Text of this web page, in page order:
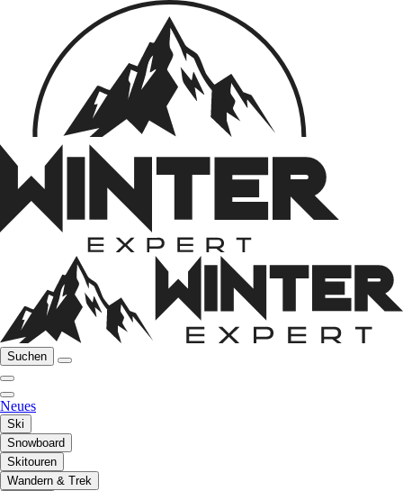
Suchen
Neues
Ski
Snowboard
Skitouren
Wandern & Trek